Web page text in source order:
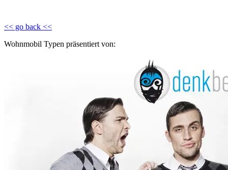
<< go back <<
Wohnmobil Typen präsentiert von: